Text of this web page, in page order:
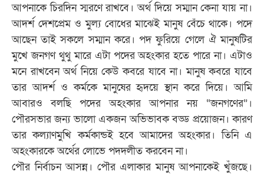
আপনাকে চিরদিন স্মরণে রাখবে। অর্থ দিয়ে সম্মান কেনা যায় না।
আদর্শ দেশপ্রেম ও মুল্য বোধের মাঝেই মানুষ বেঁচে থাকে। পদে
আছেন তাই সকলে সম্মান করে। পদ ফুরিয়ে গেলে ঐ মানুষটির
মুখে জনগণ থুথু মারে এটা পদের অহংকার হতে পারে না। এটাও
মনে রাখবেন অর্থ নিয়ে কেউ কবরে যাবে না। মানুষ কবরে যাবে
তার আদর্শ ও কর্মকে মানুষের হৃদয়ে স্থান করে দিয়ে। আমি
আবারও বলছি পদের অহংকার আপনার নয় “জনগণের”।
পৌরসভার জন্য ভালো একজন অভিভাবক বড্ড প্রয়োজন। কারণ
তার কল্যাণমুখি কর্মকান্ডই হবে আমাদের অহংকার। তিনি এ
অহংকারকে অর্থের লোভে পদদলীত করবেন না।
পৌর নির্বাচন আসন্ন। পৌর এলাকার মানুষ আপনাকেই খুঁজছে।